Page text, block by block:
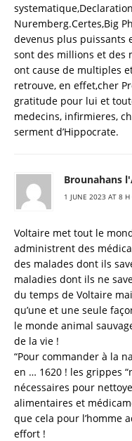
Nuremberg.Certes,Big
devenus plus puissants
sont des millions et des
ont cause de multiples
retrouve, en effet,cher
gratitude pour lui et
medecins, infirmieres,
serment d’Hippocrate.
Brounahans
1 JUNE 2023 AT 8
Voltaire met tout le
administrent des
des malades dont ils
maladies dont ils ne
du temps de Voltaire
qu’une et une seule
le monde animal
de la vie !
“Pour commander à la
en … 1620 ! les grippes
nécessaires pour
alimentaires et
que cela pour l’homme
effort !